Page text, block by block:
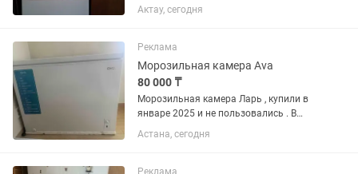
Актау, сегодня
Реклама
Морозильная камера Ava
80 000 ₸
Морозильная камера Ларь , купили в
январе 2025 и не пользовались . В
отличном состоянии
Астана, сегодня
Реклама